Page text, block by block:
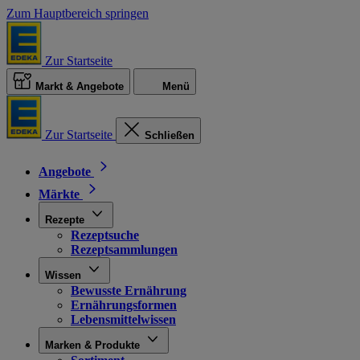
Zum Hauptbereich springen
Zur Startseite
Markt & Angebote Menü
Zur Startseite Schließen
Angebote
Märkte
Rezepte
Rezeptsuche
Rezeptsammlungen
Wissen
Bewusste Ernährung
Ernährungsformen
Lebensmittelwissen
Marken & Produkte